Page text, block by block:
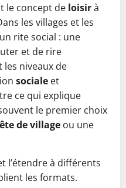
le concept de loisirà
les villages et les
rite social : une
et de rire
les niveaux de
sociale et
ce qui explique
le premier choix
de village ou une
l’étendre à différents
les formats.